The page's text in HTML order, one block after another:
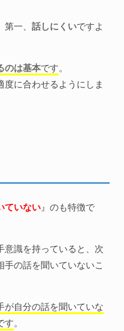
一、 話しにくいですよ
のは基本です。
に合わせるようにしま
ていない 』のも特徴で
意識を持っていると、次
の話を聞いていないこ
が自分の話を聞いていな
す。